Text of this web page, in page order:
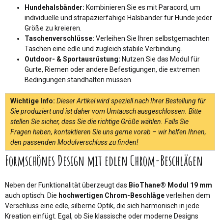
Hundehalsbänder: Kombinieren Sie es mit Paracord, um
individuelle und strapazierfähige Halsbänder für Hunde jeder
Größe zu kreieren.
Taschenverschlüsse: Verleihen Sie Ihren selbstgemachten
Taschen eine edle und zugleich stabile Verbindung.
Outdoor- & Sportausrüstung: Nutzen Sie das Modul für
Gurte, Riemen oder andere Befestigungen, die extremen
Bedingungen standhalten müssen.
Wichtige Info: Dieser Artikel wird speziell nach Ihrer Bestellung für
Sie produziert und ist daher vom Umtausch ausgeschlossen. Bitte
stellen Sie sicher, dass Sie die richtige Größe wählen. Falls Sie
Fragen haben, kontaktieren Sie uns gerne vorab – wir helfen Ihnen,
den passenden Modulverschluss zu finden!
Formschönes Design mit edlen Chrom-Beschlägen
Neben der Funktionalität überzeugt das BioThane® Modul 19 mm
auch optisch. Die hochwertigen Chrom-Beschlägeverleihen dem
Verschluss eine edle, silberne Optik, die sich harmonisch in jede
Kreation einfügt. Egal, ob Sie klassische oder moderne Designs